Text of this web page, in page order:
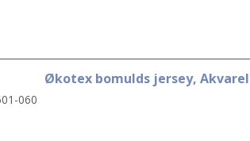
Økotex bomulds jersey,
060